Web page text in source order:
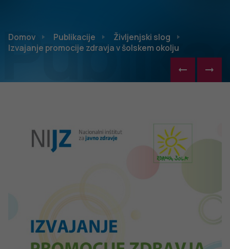
Domov Publikacije
Življenjski slog
Izvajanje promocije zdravja v šolskem okolju